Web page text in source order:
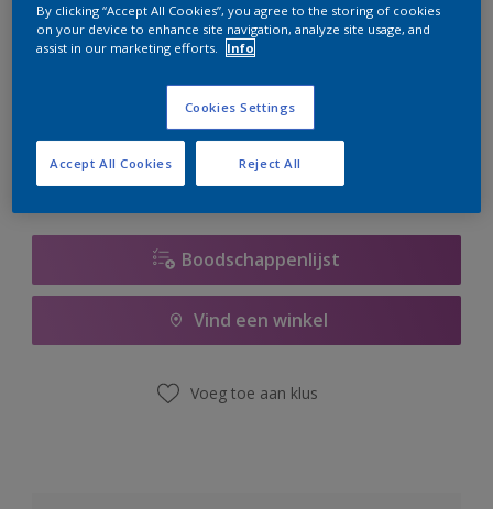
er hard aan om de voorraad aan te vullen.
Boodschappenlijst
Vind een winkel
Voeg toe aan klus
By clicking “Accept All Cookies”, you agree to the storing of cookies
on your device to enhance site navigation, analyze site usage, and
assist in our marketing efforts.
Info
Cookies Settings
Reject All
Accept All Cookies